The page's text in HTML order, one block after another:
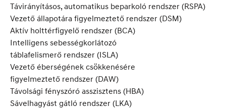
Távirányításos, automatikus beparkoló rendszer (RSPA)
Vezető állapotára figyelmeztető rendszer (DSM)
Aktív holttérfigyelő rendszer (BCA)
Intelligens sebességkorlátozó
táblafelismerő rendszer (ISLA)
Vezető éberségének csökkenésére
figyelmeztető rendszer (DAW)
Távolsági fényszóró asszisztens (HBA)
Sávelhagyást gátló rendszer (LKA)